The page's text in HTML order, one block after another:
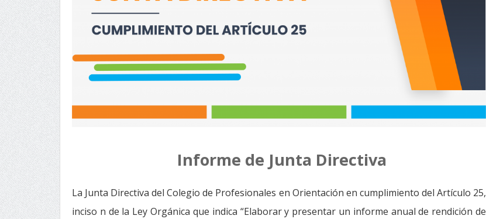
Informe de Junta Directiva
La Junta Directiva del Colegio de Profesionales en Orientación en cumplimiento del Artículo 25,
inciso n de la Ley Orgánica que indica “Elaborar y presentar un informe anual de rendición de